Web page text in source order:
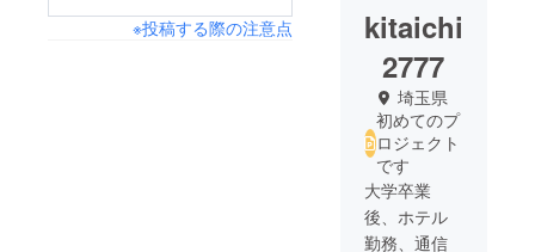
※投稿する際の注意点
kitaichi
2777
埼玉県
初めてのプ
ロジェクト
です
大学卒業
後、ホテル
勤務、通信